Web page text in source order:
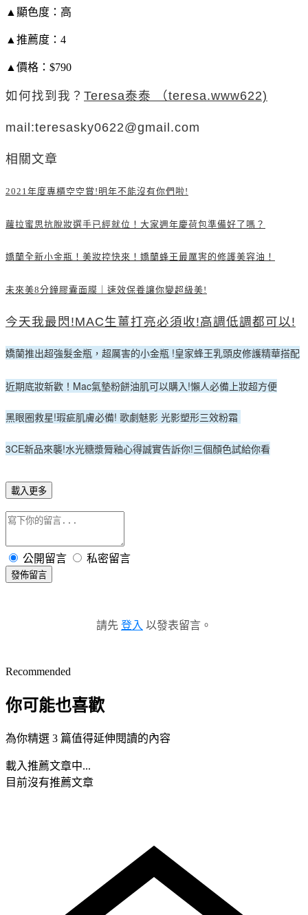
▲顯色度：高
▲推薦度：4
▲價格：$790
如何找到我？ Teresa泰泰 （teresa.www622)
mail:teresasky0622@gmail.com
相關文章
2021年度專櫃空空賞!明年不能沒有你們啦!
蘿拉蜜思抗脫妝選手已經就位！大家週年慶荷包準備好了嗎？
嬌蘭全新小金瓶！美妝控快來！嬌蘭蜂王最厲害的修護美容油！
未來美8分鐘膠囊面膜｜速效保養讓你變超級美!
今天我最閃!MAC生薑打亮必須收!高調低調都可以!
嬌蘭推出超強髮金瓶，超厲害的小金瓶 !皇家蜂王乳頭皮修護精華搭配
近期底妝新歡！Mac氣墊粉餅油肌可以購入!懶人必備上妝超方便
黑眼圈救星!瑕疵肌膚必備! 歌劇魅影 光影塑形三效粉霜
3CE新品來襲!水光糖漿脣釉心得誠實告訴你!三個顏色試給你看
載入更多
公開留言 私密留言
發佈留言
請先 登入 以發表留言。
Recommended
你可能也喜歡
為你精選 3 篇值得延伸閱讀的內容
載入推薦文章中...
目前沒有推薦文章